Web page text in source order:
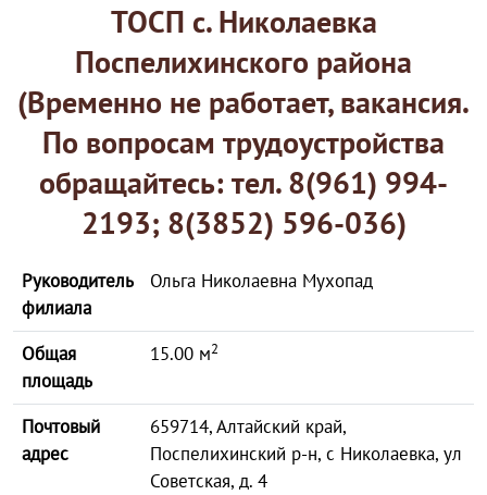
ТОСП с. Николаевка
Поспелихинского района
(Временно не работает, вакансия.
По вопросам трудоустройства
обращайтесь: тел. 8(961) 994-
2193; 8(3852) 596-036)
Руководитель
филиала
Ольга Николаевна Мухопад
Общая
площадь
15.00 м2
Почтовый
адрес
659714, Алтайский край,
Поспелихинский р-н, с Николаевка, ул
Советская, д. 4